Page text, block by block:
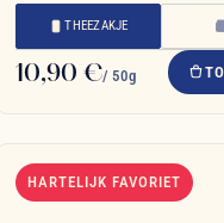
THEEZAKJE
10,90 €/ 50g
HARTELIJK FAVORIET